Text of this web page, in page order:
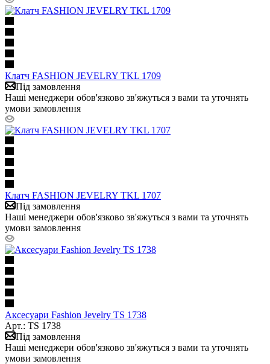
Клатч FASHION JEVELRY TKL 1709
Під замовлення
Наші менеджери обов'язково зв'яжуться з вами та уточнять
умови замовлення
Клатч FASHION JEVELRY TKL 1707
Під замовлення
Наші менеджери обов'язково зв'яжуться з вами та уточнять
умови замовлення
Аксесуари Fashion Jevelry TS 1738
Арт.: TS 1738
Під замовлення
Наші менеджери обов'язково зв'яжуться з вами та уточнять
умови замовлення